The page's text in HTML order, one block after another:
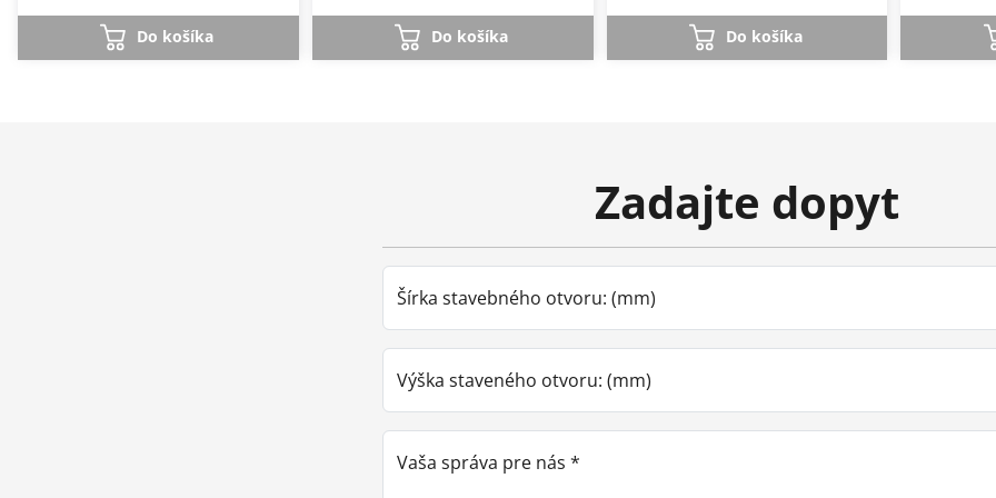
Do košíka Do košíka Do košíka
Zadajte dopyt
Šírka stavebného otvoru: (mm)
Výška staveného otvoru: (mm)
Vaša správa pre nás *